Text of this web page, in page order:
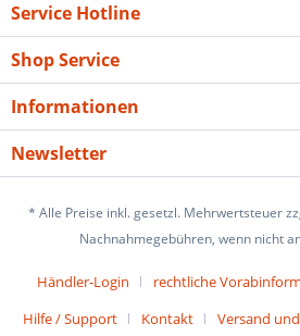
Service Hotline
Shop Service
Informationen
Newsletter
* Alle Preise inkl. gesetzl. Mehrwertsteuer
Nachnahmegebühren, wenn nicht
Händler-Login rechtliche
Hilfe / Support
Kontakt Versand